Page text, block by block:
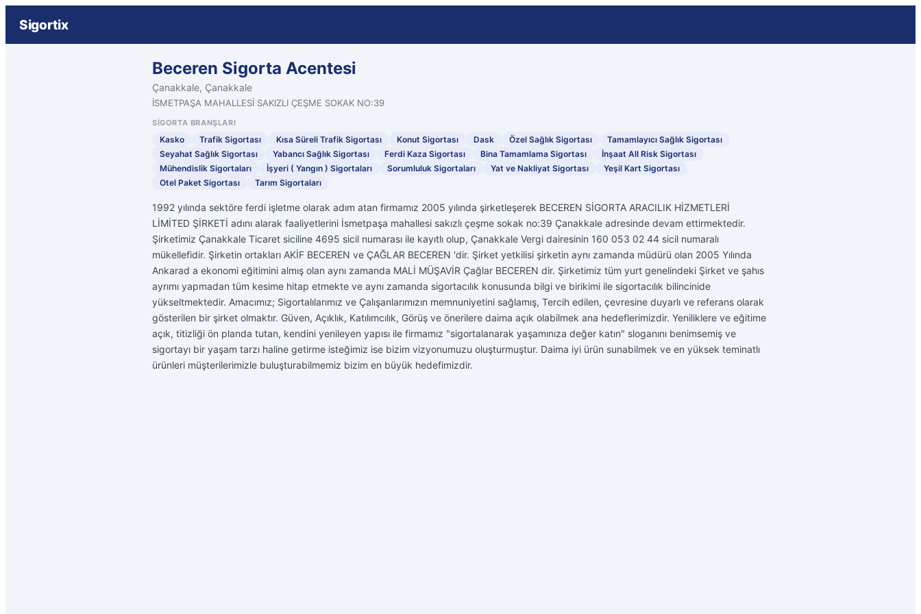
Sigortix
Beceren Sigorta Acentesi
Çanakkale, Çanakkale
İSMETPAŞA MAHALLESİ SAKIZLI ÇEŞME SOKAK NO:39
SIGORTA BRANŞLARI
Kasko Trafik Sigortası Kısa Süreli Trafik Sigortası Konut Sigortası Dask Özel Sağlık Sigortası
Tamamlayıcı Sağlık Sigortası
Seyahat Sağlık Sigortası
Yabancı Sağlık Sigortası Ferdi Kaza Sigortası Bina Tamamlama Sigortası
İnşaat All Risk Sigortası
Mühendislik Sigortaları
İşyeri ( Yangın ) Sigortaları Sorumluluk Sigortaları Yat ve Nakliyat Sigortası
Yeşil Kart Sigortası
Otel Paket Sigortası
Tarım Sigortaları
1992 yılında sektöre ferdi işletme olarak adım atan firmamız 2005 yılında şirketleşerek BECEREN SİGORTA ARACILIK HİZMETLERİ
LİMİTED ŞİRKETİ adını alarak faaliyetlerini İsmetpaşa mahallesi sakızlı çeşme sokak no:39 Çanakkale adresinde devam ettirmektedir.
Şirketimiz Çanakkale Ticaret siciline 4695 sicil numarası ile kayıtlı olup, Çanakkale Vergi dairesinin 160 053 02 44 sicil numaralı
mükellefidir. Şirketin ortakları AKİF BECEREN ve ÇAĞLAR BECEREN 'dir. Şirket yetkilisi şirketin aynı zamanda müdürü olan 2005 Yılında
Ankarad a ekonomi eğitimini almış olan aynı zamanda MALİ MÜŞAVİR Çağlar BECEREN dir. Şirketimiz tüm yurt genelindeki Şirket ve şahıs
ayrımı yapmadan tüm kesime hitap etmekte ve aynı zamanda sigortacılık konusunda bilgi ve birikimi ile sigortacılık bilincinide
yükseltmektedir. Amacımız; Sigortalılarımız ve Çalışanlarımızın memnuniyetini sağlamış, Tercih edilen, çevresine duyarlı ve referans olarak
gösterilen bir şirket olmaktır. Güven, Açıklık, Katılımcılık, Görüş ve önerilere daima açık olabilmek ana hedeflerimizdir. Yeniliklere ve eğitime
açık, titizliği ön planda tutan, kendini yenileyen yapısı ile firmamız "sigortalanarak yaşamınıza değer katın" sloganını benimsemiş ve
sigortayı bir yaşam tarzı haline getirme isteğimiz ise bizim vizyonumuzu oluşturmuştur. Daima iyi ürün sunabilmek ve en yüksek teminatlı
ürünleri müşterilerimizle buluşturabilmemiz bizim en büyük hedefimizdir.